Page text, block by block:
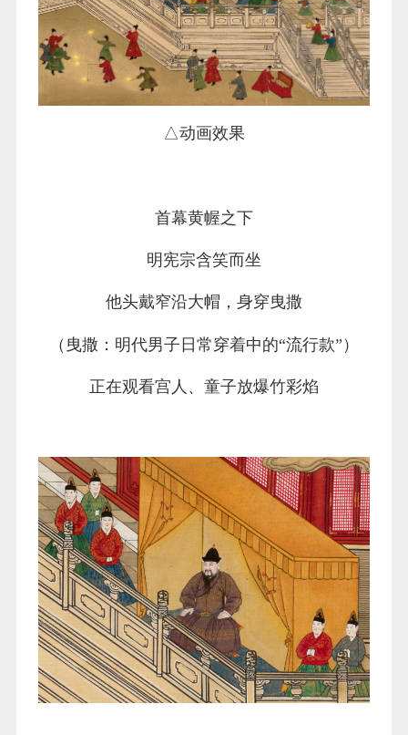
△动画效果
首幕黄幄之下
明宪宗含笑而坐
他头戴窄沿大帽，身穿曳撒
（曳撒：明代男子日常穿着中的“流行款”）
正在观看宫人、童子放爆竹彩焰